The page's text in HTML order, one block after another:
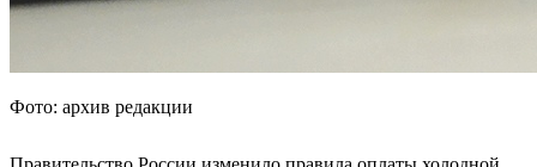
Фото: архив редакции